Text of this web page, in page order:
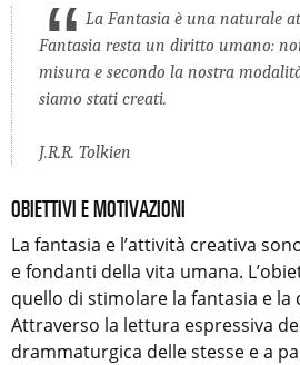
La Fantasia è una naturale
Fantasia resta un diritto umano:
misura e secondo la nostra
siamo stati creati.
J.R.R. Tolkien
OBIETTIVI E MOTIVAZIONI
La fantasia e l’attività creativa
e fondanti della vita umana.
quello di stimolare la fantasia e la
Attraverso la lettura espressiva
drammaturgica delle stesse e a